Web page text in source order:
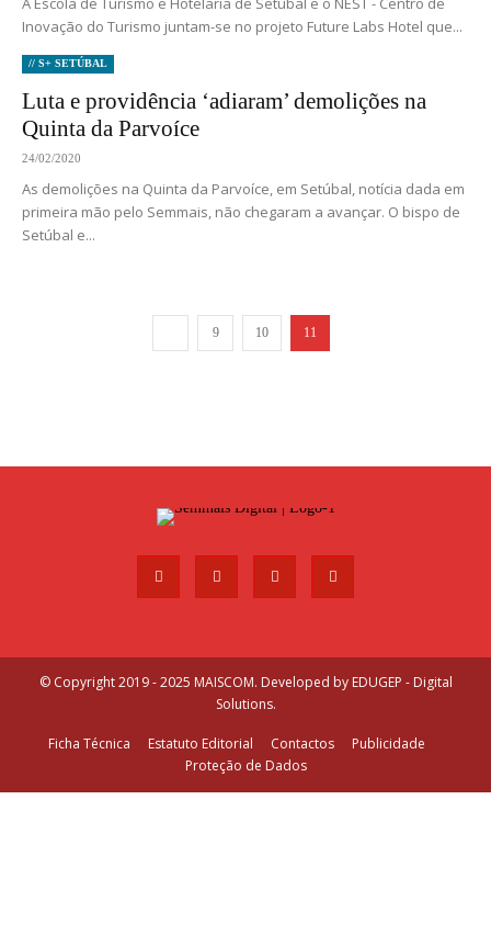
Inovação do Turismo juntam-se no projeto Future Labs Hotel que...
// S+ SETÚBAL
Luta e providência ‘adiaram’ demolições na
Quinta da Parvoíce
24/02/2020
As demolições na Quinta da Parvoíce, em Setúbal, notícia dada em
primeira mão pelo Semmais, não chegaram a avançar. O bispo de
Setúbal e...
9 10 11
© Copyright 2019 - 2025 MAISCOM. Developed by EDUGEP - Digital
Solutions.
Ficha Técnica Estatuto Editorial Contactos
Publicidade
Proteção de Dados